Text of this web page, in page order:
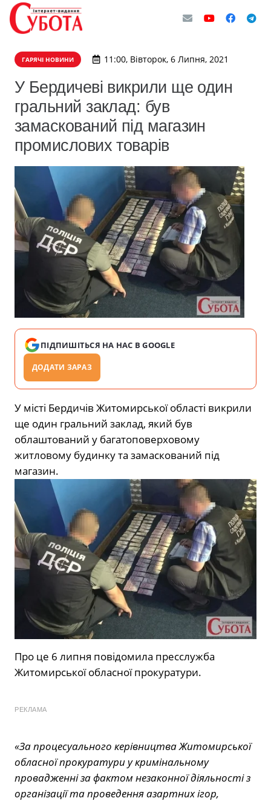
ГАРЯЧІ НОВИНИ 11:00, Вівторок, 6 Липня, 2021
У Бердичеві викрили ще один
гральний заклад: був
замаскований під магазин
промислових товарів
ПІДПИШІТЬСЯ НА НАС В GOOGLE
ДОДАТИ ЗАРАЗ
У місті Бердичів Житомирської області викрили
ще один гральний заклад, який був
облаштований у багатоповерховому
житловому будинку та замаскований під
магазин.
Про це 6 липня повідомила пресслужба
Житомирської обласної прокуратури.
РЕКЛАМА
«За процесуального керівництва Житомирської
обласної прокуратури у кримінальному
провадженні за фактом незаконної діяльності з
організації та проведення азартних ігор,